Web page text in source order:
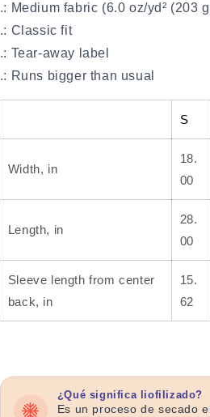
.: Medium fabric (6.0 oz/yd² (203
.: Classic fit
.: Tear-away label
.: Runs bigger than usual
S
Width, in
18.
00
Length, in
28.
00
Sleeve length from center
back, in
15.
62
¿Qué significa liofilizado?
Es un proceso de secado